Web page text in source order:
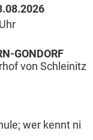
wer kennt ni
GONDORF
von Schleinitz